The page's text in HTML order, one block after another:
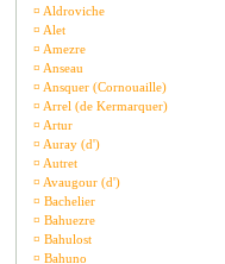
¤ Aldroviche
¤ Alet
¤ Amezre
¤ Anseau
¤ Ansquer (Cornouaille)
¤ Arrel (de Kermarquer)
¤ Artur
¤ Auray (d')
¤ Autret
¤ Avaugour (d')
¤ Bachelier
¤ Bahuezre
¤ Bahulost
¤ Bahuno